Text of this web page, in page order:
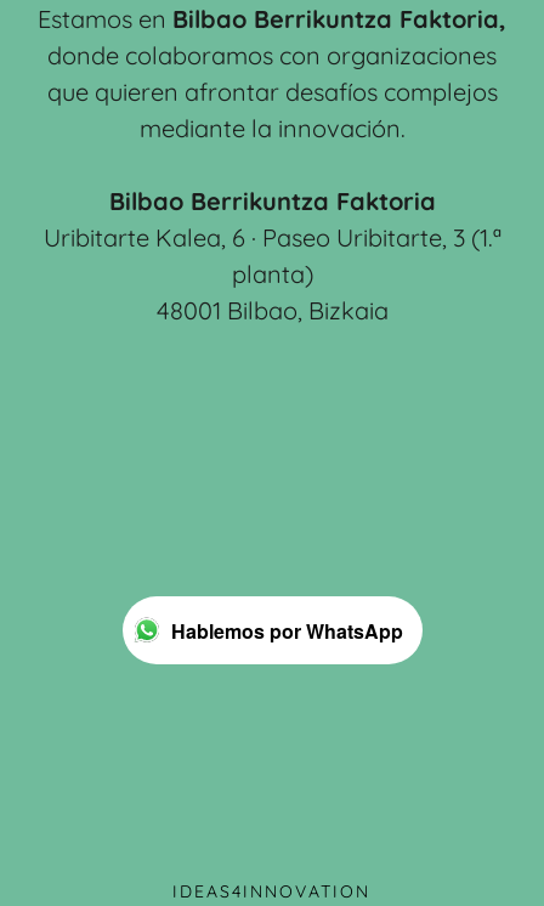
Estamos en Bilbao Berrikuntza Faktoria,
donde colaboramos con organizaciones
que quieren afrontar desafíos complejos
mediante la innovación.
Bilbao Berrikuntza Faktoria
Uribitarte Kalea, 6 · Paseo Uribitarte, 3 (1.ª
planta)
48001 Bilbao, Bizkaia
Hablemos por WhatsApp
IDEAS4INNOVATION